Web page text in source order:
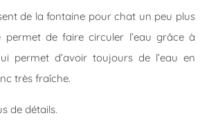
de la fontaine pour chat un peu plus
permet de faire circuler l’eau grâce à
permet d’avoir toujours de l’eau en
très fraîche.
de détails.